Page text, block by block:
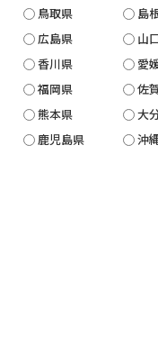
鳥取県
島
広島県
山
香川県
愛
福岡県
佐
熊本県
大
鹿児島県 沖